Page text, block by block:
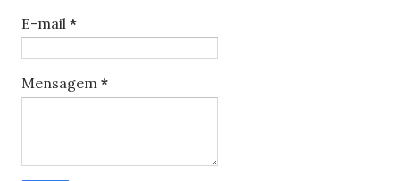
E-mail *
Mensagem *